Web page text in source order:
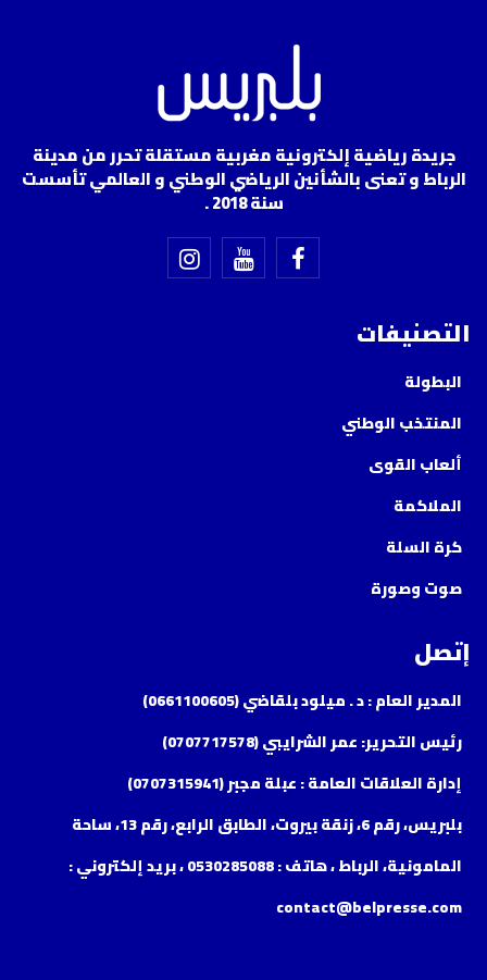
جريدة رياضية إلكترونية مغربية مستقلة تحرر من مدينة
الرباط و تعنى بالشأنين الرياضي الوطني و العالمي تأسست
سنة 2018 .
التصنيفات
البطولة
المنتخب الوطني
ألعاب القوى
الملاكمة
كرة السلة
صوت وصورة
إتصل
المدير العام : د . ميلود بلقاضي (0661100605)
رئيس التحرير: عمر الشرايبي (0707717578)
إدارة العلاقات العامة : عبلة مجبر (0707315941)
بلبريس، رقم 6، زنقة بيروت، الطابق الرابع، رقم 13، ساحة
المامونية، الرباط ، هاتف : 0530285088 ، بريد إلكتروني :
contact@belpresse.com